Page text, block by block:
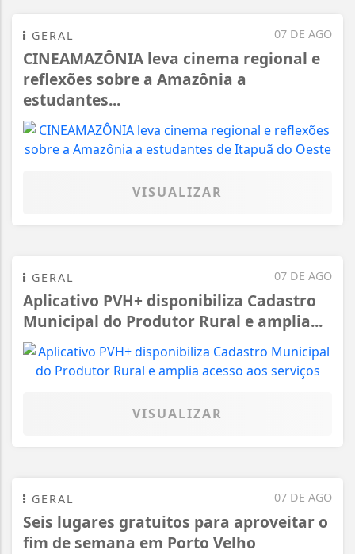
07 DE AGO
GERAL
CINEAMAZÔNIA leva cinema regional e
reflexões sobre a Amazônia a
estudantes...
VISUALIZAR
07 DE AGO
GERAL
Aplicativo PVH+ disponibiliza Cadastro
Municipal do Produtor Rural e amplia...
VISUALIZAR
07 DE AGO
GERAL
Seis lugares gratuitos para aproveitar o
fim de semana em Porto Velho